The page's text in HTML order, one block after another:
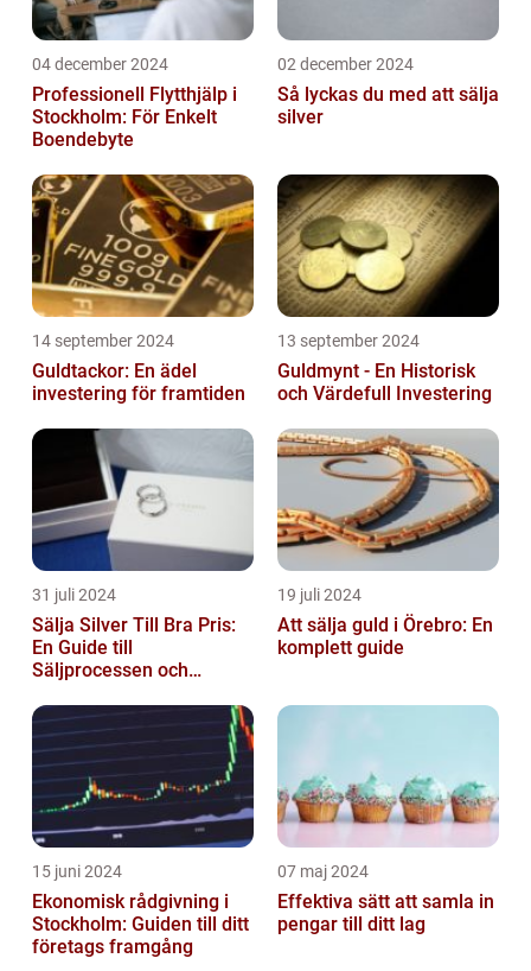
04 december 2024
Professionell Flytthjälp i
Stockholm: För Enkelt
Boendebyte
02 december 2024
Så lyckas du med att sälja
silver
14 september 2024
Guldtackor: En ädel
investering för framtiden
13 september 2024
Guldmynt - En Historisk
och Värdefull Investering
31 juli 2024
Sälja Silver Till Bra Pris:
En Guide till
Säljprocessen och
19 juli 2024
Att sälja guld i Örebro: En
komplett guide
15 juni 2024
Ekonomisk rådgivning i
Stockholm: Guiden till ditt
företags framgång
07 maj 2024
Effektiva sätt att samla in
pengar till ditt lag